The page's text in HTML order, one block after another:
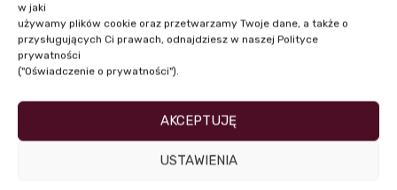
w jaki
używamy plików cookie oraz przetwarzamy Twoje dane, a także o
przysługujących Ci prawach, odnajdziesz w naszej Polityce
prywatności
("Oświadczenie o prywatności").
AKCEPTUJĘ
USTAWIENIA
Mec. Marta Stanisławska